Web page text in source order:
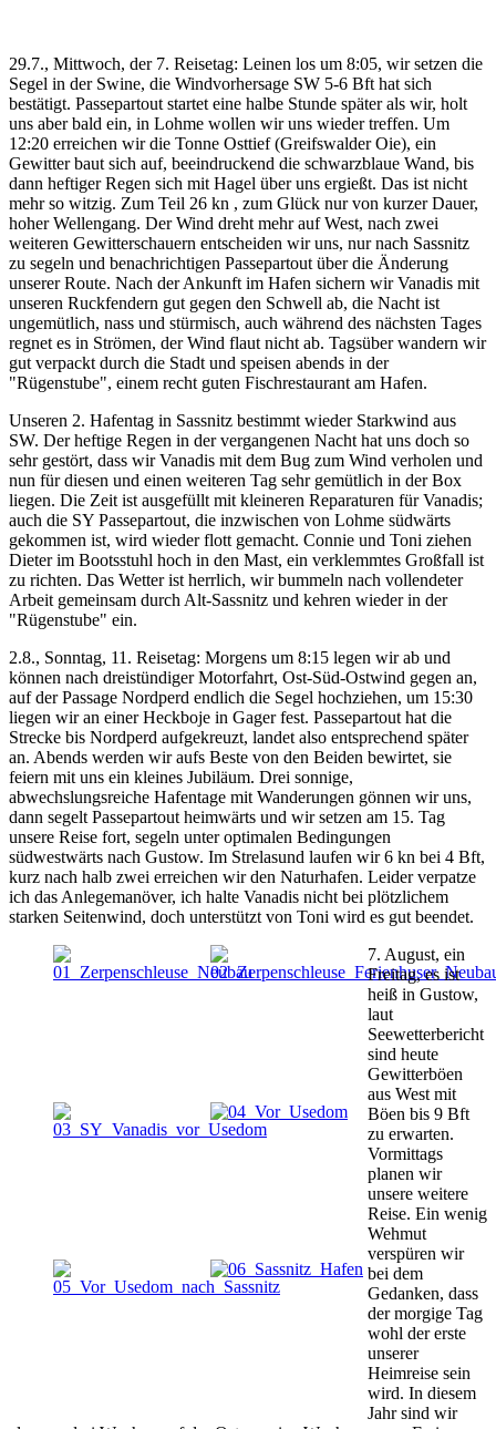
29.7., Mittwoch, der 7. Reisetag: Leinen los um 8:05, wir setzen die
Segel in der Swine, die Windvorhersage SW 5-6 Bft hat sich
bestätigt. Passepartout startet eine halbe Stunde später als wir, holt
uns aber bald ein, in Lohme wollen wir uns wieder treffen. Um
12:20 erreichen wir die Tonne Osttief (Greifswalder Oie), ein
Gewitter baut sich auf, beeindruckend die schwarzblaue Wand, bis
dann heftiger Regen sich mit Hagel über uns ergießt. Das ist nicht
mehr so witzig. Zum Teil 26 kn , zum Glück nur von kurzer Dauer,
hoher Wellengang. Der Wind dreht mehr auf West, nach zwei
weiteren Gewitterschauern entscheiden wir uns, nur nach Sassnitz
zu segeln und benachrichtigen Passepartout über die Änderung
unserer Route. Nach der Ankunft im Hafen sichern wir Vanadis mit
unseren Ruckfendern gut gegen den Schwell ab, die Nacht ist
ungemütlich, nass und stürmisch, auch während des nächsten Tages
regnet es in Strömen, der Wind flaut nicht ab. Tagsüber wandern wir
gut verpackt durch die Stadt und speisen abends in der
"Rügenstube", einem recht guten Fischrestaurant am Hafen.
Unseren 2. Hafentag in Sassnitz bestimmt wieder Starkwind aus
SW. Der heftige Regen in der vergangenen Nacht hat uns doch so
sehr gestört, dass wir Vanadis mit dem Bug zum Wind verholen und
nun für diesen und einen weiteren Tag sehr gemütlich in der Box
liegen. Die Zeit ist ausgefüllt mit kleineren Reparaturen für Vanadis;
auch die SY Passepartout, die inzwischen von Lohme südwärts
gekommen ist, wird wieder flott gemacht. Connie und Toni ziehen
Dieter im Bootsstuhl hoch in den Mast, ein verklemmtes Großfall ist
zu richten. Das Wetter ist herrlich, wir bummeln nach vollendeter
Arbeit gemeinsam durch Alt-Sassnitz und kehren wieder in der
"Rügenstube" ein.
2.8., Sonntag, 11. Reisetag: Morgens um 8:15 legen wir ab und
können nach dreistündiger Motorfahrt, Ost-Süd-Ostwind gegen an,
auf der Passage Nordperd endlich die Segel hochziehen, um 15:30
liegen wir an einer Heckboje in Gager fest. Passepartout hat die
Strecke bis Nordperd aufgekreuzt, landet also entsprechend später
an. Abends werden wir aufs Beste von den Beiden bewirtet, sie
feiern mit uns ein kleines Jubiläum. Drei sonnige,
abwechslungsreiche Hafentage mit Wanderungen gönnen wir uns,
dann segelt Passepartout heimwärts und wir setzen am 15. Tag
unsere Reise fort, segeln unter optimalen Bedingungen
südwestwärts nach Gustow. Im Strelasund laufen wir 6 kn bei 4 Bft,
kurz nach halb zwei erreichen wir den Naturhafen. Leider verpatze
ich das Anlegemanöver, ich halte Vanadis nicht bei plötzlichem
starken Seitenwind, doch unterstützt von Toni wird es gut beendet.
7. August, ein
Freitag, es ist
heiß in Gustow,
laut
Seewetterbericht
sind heute
Gewitterböen
aus West mit
Böen bis 9 Bft
zu erwarten.
Vormittags
planen wir
unsere weitere
Reise. Ein wenig
Wehmut
verspüren wir
bei dem
Gedanken, dass
der morgige Tag
wohl der erste
unserer
Heimreise sein
wird. In diesem
Jahr sind wir